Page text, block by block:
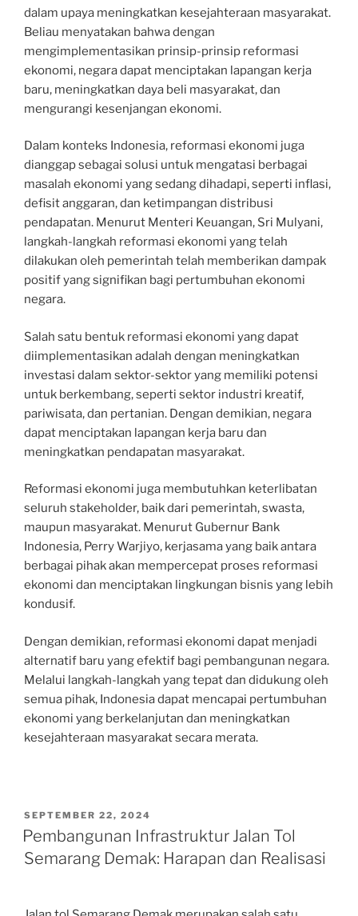
dalam upaya meningkatkan kesejahteraan masyarakat.
Beliau menyatakan bahwa dengan
mengimplementasikan prinsip-prinsip reformasi
ekonomi, negara dapat menciptakan lapangan kerja
baru, meningkatkan daya beli masyarakat, dan
mengurangi kesenjangan ekonomi.
Dalam konteks Indonesia, reformasi ekonomi juga
dianggap sebagai solusi untuk mengatasi berbagai
masalah ekonomi yang sedang dihadapi, seperti inflasi,
defisit anggaran, dan ketimpangan distribusi
pendapatan. Menurut Menteri Keuangan, Sri Mulyani,
langkah-langkah reformasi ekonomi yang telah
dilakukan oleh pemerintah telah memberikan dampak
positif yang signifikan bagi pertumbuhan ekonomi
negara.
Salah satu bentuk reformasi ekonomi yang dapat
diimplementasikan adalah dengan meningkatkan
investasi dalam sektor-sektor yang memiliki potensi
untuk berkembang, seperti sektor industri kreatif,
pariwisata, dan pertanian. Dengan demikian, negara
dapat menciptakan lapangan kerja baru dan
meningkatkan pendapatan masyarakat.
Reformasi ekonomi juga membutuhkan keterlibatan
seluruh stakeholder, baik dari pemerintah, swasta,
maupun masyarakat. Menurut Gubernur Bank
Indonesia, Perry Warjiyo, kerjasama yang baik antara
berbagai pihak akan mempercepat proses reformasi
ekonomi dan menciptakan lingkungan bisnis yang lebih
kondusif.
Dengan demikian, reformasi ekonomi dapat menjadi
alternatif baru yang efektif bagi pembangunan negara.
Melalui langkah-langkah yang tepat dan didukung oleh
semua pihak, Indonesia dapat mencapai pertumbuhan
ekonomi yang berkelanjutan dan meningkatkan
kesejahteraan masyarakat secara merata.
POSTED
ON
SEPTEMBER 22, 2024
Pembangunan Infrastruktur Jalan Tol
Semarang Demak: Harapan dan Realisasi